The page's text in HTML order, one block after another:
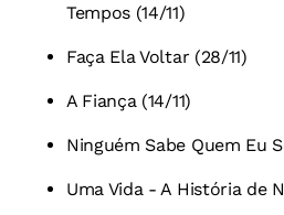
Tempos (14/11)
Faça Ela Voltar (28/11)
A Fiança (14/11)
Ninguém Sabe Quem Eu
Uma Vida - A História de